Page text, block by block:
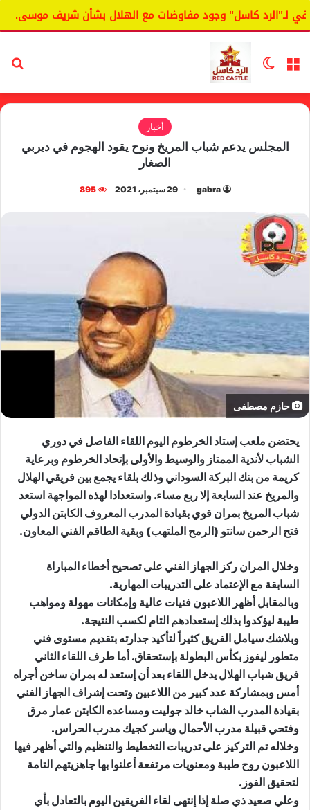
كاسل" وجود مفاوضات مع الهلال بشأن شريف موسى.
القائمة الوضع المظلم
أخبار
المجلس يدعم شباب المريخ ونوح يقود الهجوم في ديربي
الصغار
gabra 29 سبتمبر، 2021 895
حازم مصطفى
يحتضن ملعب إستاد الخرطوم اليوم اللقاء الفاصل في دوري
الشباب لأندية الممتاز والوسيط والأولى بإتحاد الخرطوم وبرعاية
كريمة من بنك البركة السوداني وذلك بلقاء يجمع بين فريقي الهلال
والمريخ عند السابعة إلا ربع مساء. واستعدادا لهذه المواجهة استعد
شباب المريخ بمران قوي بقيادة المدرب المعروف الكابتن الدولي
فتح الرحمن سانتو (الرمح الملتهب) وبقية الطاقم الفني المعاون.
وخلال المران ركز الجهاز الفني على تصحيح أخطاء المباراة
السابقة مع الإعتماد على التدريبات المهارية.
وبالمقابل أظهر اللاعبون فنيات عالية وإمكانات مهولة ومواهب
طيبة ليؤكدوا بذلك إستعدادهم التام لكسب النتيجة.
وبلاشك سيامل الفريق كثيراً لتأكيد جدارته بتقديم مستوى فني
متطور ليفوز بكأس البطولة بإستحقاق. أما طرف اللقاء الثاني
فريق شباب الهلال يدخل اللقاء بعد أن إستعد له بمران ساخن أجراه
أمس وبمشاركة عدد كبير من اللاعبين وتحت إشراف الجهاز الفني
بقيادة المدرب الشاب خالد جوليت ومساعده الكابتن عمار مرق
وفتحي قبيلة مدرب الأحمال وياسر كجيك مدرب الحراس.
وخلاله تم التركيز على تدريبات التخطيط والتنظيم والتي أظهر فيها
اللاعبون روح طيبة ومعنويات مرتفعة أعلنوا بها جاهزيتهم التامة
لتحقيق الفوز.
وعلي صعيد ذي صلة إذا إنتهى لقاء الفريقين اليوم بالتعادل بأي